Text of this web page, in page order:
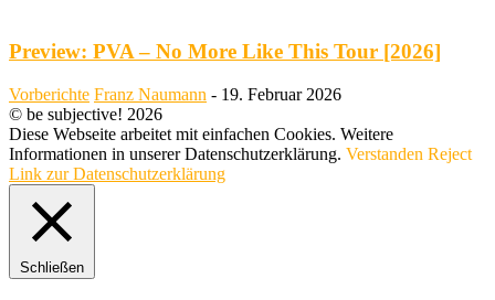
Preview: PVA – No More Like This Tour [2026]
Vorberichte Franz Naumann - 19. Februar 2026
© be subjective! 2026
Diese Webseite arbeitet mit einfachen Cookies. Weitere
Informationen in unserer Datenschutzerklärung. Verstanden Reject
Link zur Datenschutzerklärung
Schließen